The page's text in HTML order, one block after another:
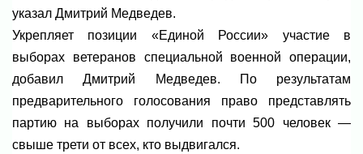
указал Дмитрий Медведев.
Укрепляет позиции «Единой России» участие в
выборах ветеранов специальной военной операции,
добавил Дмитрий Медведев. По результатам
предварительного голосования право представлять
партию на выборах получили почти 500 человек —
свыше трети от всех, кто выдвигался.